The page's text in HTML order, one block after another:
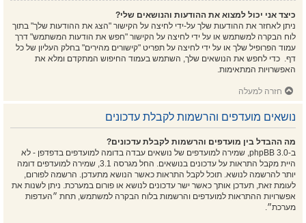
כיצד אני יכול למצוא את ההודעות והנושאים שלי?
ניתן לאחזר את ההודעות שלך על-ידי לחיצה על הקישור "הצג את ההודעות שלך" בתוך
לוח הבקרה למשתמש או על ידי לחיצה על הקישור "חפש את הודעות המשתמש" דרך
עמוד הפרופיל שלך או על ידי לחיצה על תפריט "קישורים מהירים" בחלק העליון של כל
דף. כדי לחפש את הנושאים שלך, השתמש בעמוד החיפוש המתקדם ומלא את
האפשרויות המתאימות.
חזרה למעלה
נושאים מועדפים והרשמות לקבלת עדכונים
מה ההבדל בין מועדפים והרשמות לקבלת עדכונים?
ב-phpBB 3.0, שמירה למועדפים של נושאים עבדה בדומה למועדפים בדפדפן - לא
היית מקבל התראות על עדכונים בנושאים. החל מגרסה 3.1, שמירה למועדפים דומה
יותר להרשמה לנושא. תוכל לקבל התראות כאשר הנושא מתעדכן. הרשמה לפורום,
לעומת זאת, תעדכן אותך כאשר ישר עדכונים לנושא או פורום במערכת. ניתן לשנות את
אפשרויות ההתראות למועדפים והרשמות בלוח הבקרה למשתמש, תחת ״העדפות
מערכת״.